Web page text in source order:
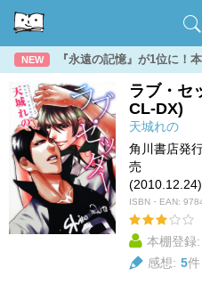
NEW 『永遠の記憶』が1位に！
ラブ・セ
CL-DX)
天城れの
角川書店発
売
(2010.12.24)
ISBN・EAN:
本棚登録:
感想: 5件